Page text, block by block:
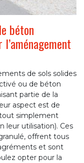
béton
de sols solides
ou de béton
partie de la
aspect est de
simplement
leur utilisation). Ces
offrent tous
et sont
opter pour la